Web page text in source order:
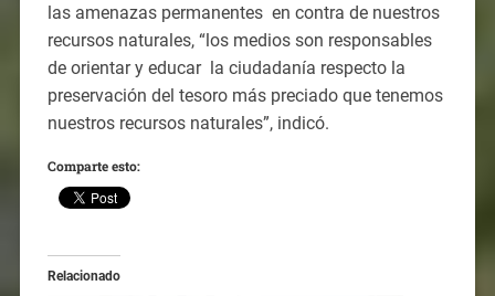
las amenazas permanentes en contra de nuestros
recursos naturales, “los medios son responsables
de orientar y educar la ciudadanía respecto la
preservación del tesoro más preciado que tenemos
nuestros recursos naturales”, indicó.
Comparte esto:
Relacionado